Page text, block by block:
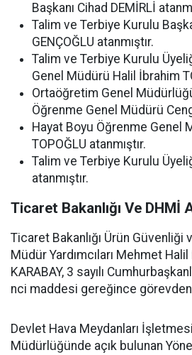
Başkanı Cihad DEMİRLİ
Talim ve Terbiye Kurulu
GENÇOĞLU atanmıştır.
Talim ve Terbiye Kurulu
Genel Müdürü Halil İbrahim
Ortaöğretim Genel
Öğrenme Genel Müdürü
Hayat Boyu Öğrenme Genel
TOPOĞLU atanmıştır.
Talim ve Terbiye Kurulu
atanmıştır.
Ticaret Bakanlığı Ve DHMİ
Ticaret Bakanlığı Ürün Güvenliği
Müdür Yardımcıları Mehmet
KARABAY, 3 sayılı
nci maddesi gereğince görevden
Devlet Hava Meydanları
Müdürlüğünde açık bulunan